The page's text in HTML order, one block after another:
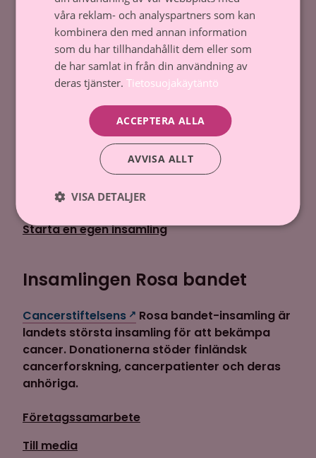
Tillstånd till penninginsamling
Kontakta oss
Gör en donation
Donera via telefon
Starta en egen insamling
Insamlingen Rosa bandet
Cancerstiftelsens
Rosa bandet-insamling är
landets största insamling för att bekämpa
cancer. Donationerna stöder finländsk
cancerforskning, cancerpatienter och deras
anhöriga.
Företagssamarbete
Till media
våra reklam- och analyspartners som kan
kombinera den med annan information
som du har tillhandahållit dem eller som
de har samlat in från din användning av
deras tjänster. Tietosuojakäytäntö
ACCEPTERA ALLA
AVVISA ALLT
VISA DETALJER